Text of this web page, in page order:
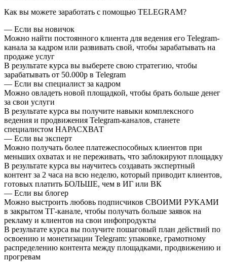
Как вы можете заработать с помощью TELEGRAM?
— Если вы новичок
Можно найти постоянного клиента для ведения его Telegram-
канала за кадром или развивать свой, чтобы зарабатывать на
продаже услуг
В результате курса вы выберете свою стратегию, чтобы
зарабатывать от 50.000р в Telegram
— Если вы специалист за кадром
Можно овладеть новой площадкой, чтобы брать больше денег
за свои услуги
В результате курса вы получите навыки комплексного
ведения и продвижения Telegram-каналов, станете
специалистом НАРАСХВАТ
— Если вы эксперт
Можно получать более платежеспособных клиентов при
меньших охватах и не переживать, что заблокируют площадку
В результате курса вы научитесь создавать экспертный
контент за 2 часа на всю неделю, который приводит клиентов,
готовых платить БОЛЬШЕ, чем в ИГ или ВК
— Если вы блогер
Можно выстроить любовь подписчиков СВОИМИ РУКАМИ
в закрытом ТГ-канале, чтобы получать больше заявок на
рекламу и клиентов на свои инфопродукты
В результате курса вы получите пошаговый план действий по
освоению и монетизации Telegram: упаковке, грамотному
распределению контента между площадками, продвижению и
прогревам